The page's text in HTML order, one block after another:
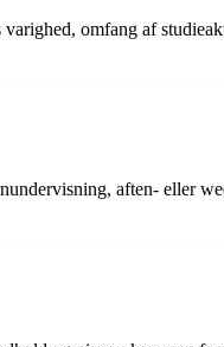
omfang af
aften- eller